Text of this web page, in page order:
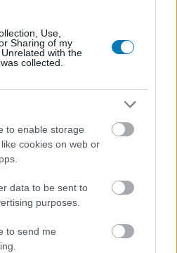
Use,
Sharing of my
with the
collected.
to enable storage
cookies on web or
data to be sent to
purposes.
to send me
választotta el a
borítsa a hype
lehullott a lepel, a
csapnak.
egy trailer publikálási
esetében más a helyzet.
Auto 2013 szeptemberében,
futott be, így a széria rajongói